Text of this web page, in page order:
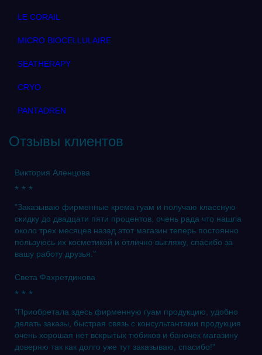
LE CORAIL
MICRO BIOCELLULAIRE
SEATHERAPY
CRYO
PANTADREN
Отзывы клиентов
Виктория Аленцова
* * *
"Заказываю фирменные крема гуам и получаю классную
скидку до двадцати пяти процентов. очень рада что нашла
около трех месяцев назад этот магазин теперь постоянно
пользуюсь их косметикой и отлично выгляжу, спасибо за
вашу работу друзья."
Света Фахретдинова
* * *
"Приобретала здесь фирменную гуам продукцию, удобно
делать заказы, быстрая связь с консультантами продукция
очень хорошая нет вскрытых тюбиков и баночек магазину
доверяю так как долго уже тут заказываю, спасибо!"